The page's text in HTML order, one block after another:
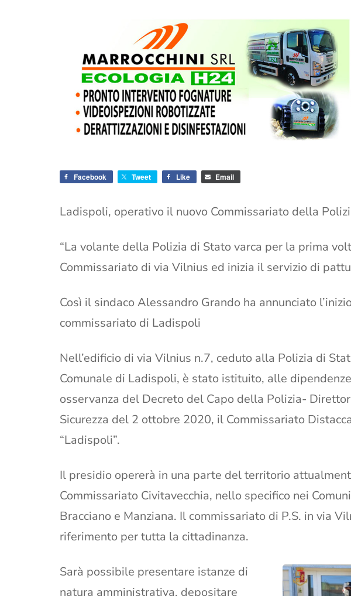
Facebook Tweet Like Email
Ladispoli, operativo il nuovo Commissariato della
“La volante della Polizia di Stato varca per la prima
Commissariato di via Vilnius ed inizia il servizio di
Così il sindaco Alessandro Grando ha annunciato
commissariato di Ladispoli
Nell’edificio di via Vilnius n.7, ceduto alla Polizia di
Comunale di Ladispoli, è stato istituito, alle
osservanza del Decreto del Capo della Polizia-
Sicurezza del 2 ottobre 2020, il Commissariato
“Ladispoli”.
Il presidio opererà in una parte del territorio
Commissariato Civitavecchia, nello specifico nei
Bracciano e Manziana. Il commissariato di P.S. in via
riferimento per tutta la cittadinanza.
Sarà possibile presentare istanze di
natura amministrativa, depositare